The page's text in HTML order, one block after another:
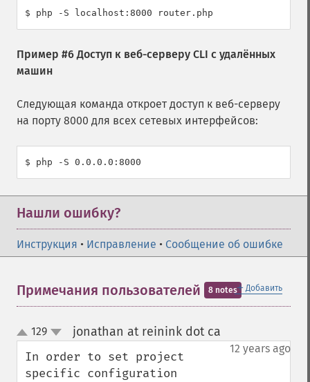
$ php -S localhost:8000 router.php
Пример #6 Доступ к веб-серверу CLI с удалённых
машин
Следующая команда откроет доступ к веб-серверу
на порту 8000 для всех сетевых интерфейсов:
$ php -S 0.0.0.0:8000
Нашли ошибку?
Инструкция • Исправление • Сообщение об ошибке
＋ Добавить
Примечания пользователей 8 notes
up
down
129 jonathan at reinink dot ca
12 years ago
In order to set project
specific configuration